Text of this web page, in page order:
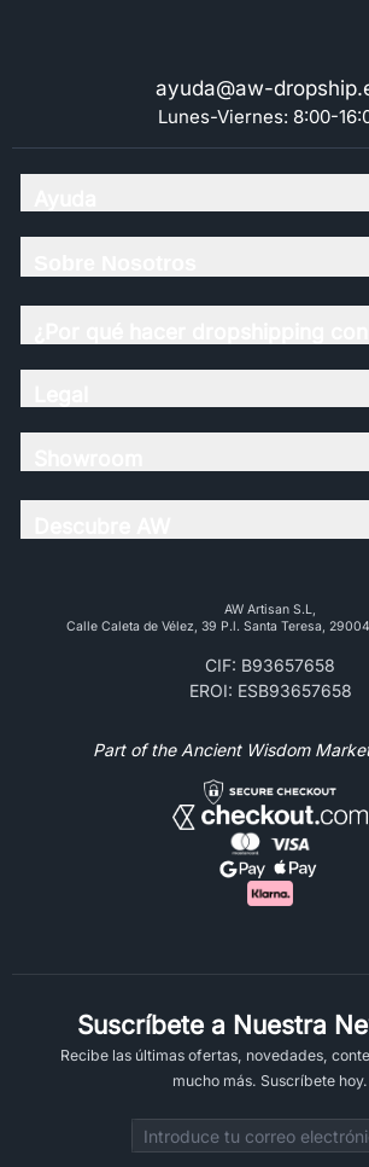
ayuda@aw-
Lunes-Viernes: 8:00-
AW Artisan S.L,
Calle Caleta de Vélez, 39 P.l. Santa Teresa,
CIF: B93657658
EROI: ESB93657658
Part of the Ancient Wisdom
Suscríbete a Nuestra
Recibe las últimas ofertas, novedades,
mucho más. Suscríbete hoy.
Email address